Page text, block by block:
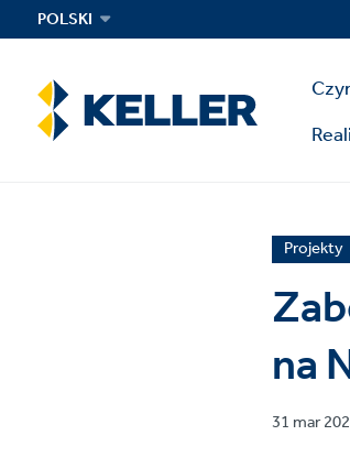
to
content
POLSKI
Main
Menu
News
article
category
Projekty
na
Published
31 mar